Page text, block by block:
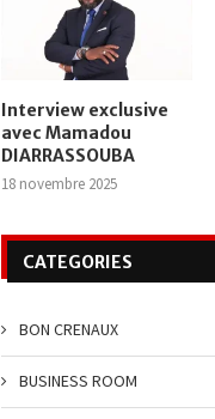
Interview exclusive
avec Mamadou
DIARRASSOUBA
18 novembre 2025
CATEGORIES
BON CRENAUX
BUSINESS ROOM